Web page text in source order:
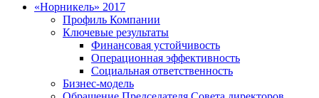
«Норникель» 2017
Профиль Компании
Ключевые результаты
Финансовая устойчивость
Операционная эффективность
Социальная ответственность
Бизнес-модель